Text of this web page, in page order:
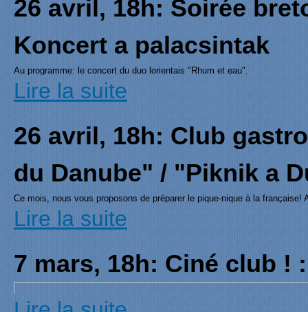
26 avril, 18h: Soirée
Koncert a palacsintak
Au programme: le concert du duo lorientais "Rhum et eau".
Lire la suite
26 avril, 18h: Club
du Danube" / "Piknik a
Ce mois, nous vous proposons de préparer le pique-nique à la
Lire la suite
7 mars, 18h: Ciné club